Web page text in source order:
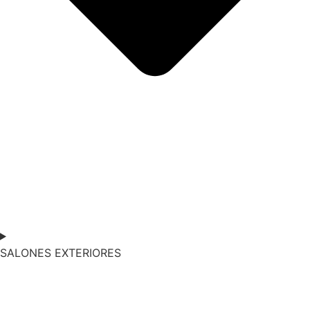
SALONES EXTERIORES